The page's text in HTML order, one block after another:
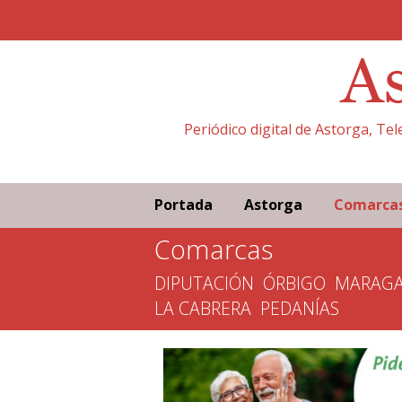
Periódico digital de Astorga,
Portada Astorga
Comarcas
DIPUTACIÓN ÓRBIGO
LA CABRERA PEDANÍAS